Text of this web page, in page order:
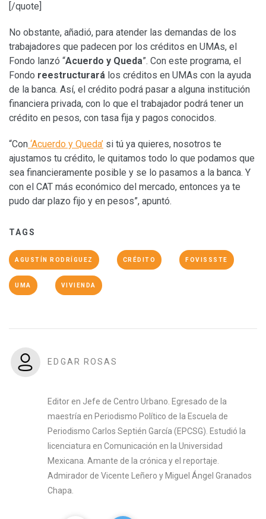
[/quote]
No obstante, añadió, para atender las demandas de los
trabajadores que padecen por los créditos en UMAs, el
Fondo lanzó “Acuerdo y Queda”. Con este programa, el
Fondo reestructurará los créditos en UMAs con la ayuda
de la banca. Así, el crédito podrá pasar a alguna institución
financiera privada, con lo que el trabajador podrá tener un
crédito en pesos, con tasa fija y pagos conocidos.
“Con ‘Acuerdo y Queda’ si tú ya quieres, nosotros te
ajustamos tu crédito, le quitamos todo lo que podamos que
sea financieramente posible y se lo pasamos a la banca. Y
con el CAT más económico del mercado, entonces ya te
pudo dar plazo fijo y en pesos”, apuntó.
TAGS
AGUSTÍN RODRÍGUEZ CRÉDITO FOVISSSTE
UMA VIVIENDA
EDGAR ROSAS
Editor en Jefe de Centro Urbano. Egresado de la
maestría en Periodismo Político de la Escuela de
Periodismo Carlos Septién García (EPCSG). Estudió la
licenciatura en Comunicación en la Universidad
Mexicana. Amante de la crónica y el reportaje.
Admirador de Vicente Leñero y Miguel Ángel Granados
Chapa.